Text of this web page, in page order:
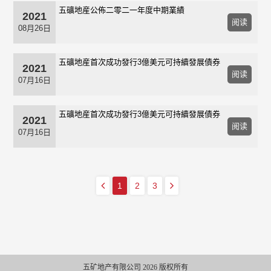
2021
08月26日
五礦地産公佈二零二一年度中期業績
阅读
2021
07月16日
五礦地産首次成功發行3億美元可持續發展債券
阅读
2021
07月16日
五礦地産首次成功發行3億美元可持續發展債券
阅读
1 2 3
五矿地产有限公司 2026 版权所有